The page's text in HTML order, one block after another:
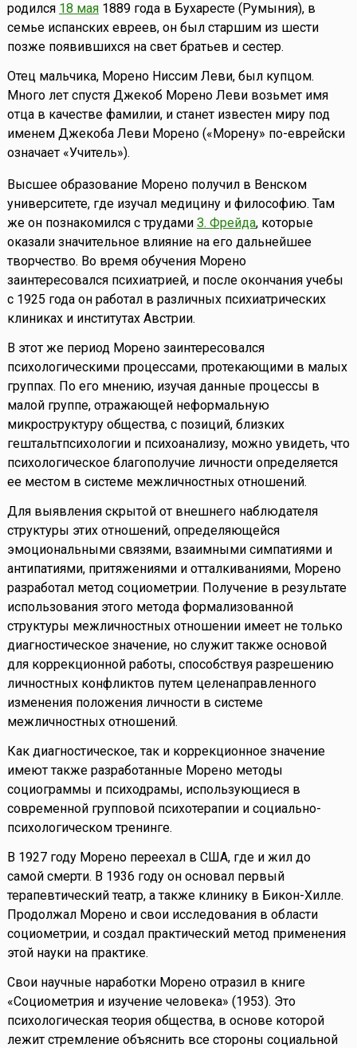
родился 18 мая1889 года в Бухаресте (Румыния), в
семье испанских евреев, он был старшим из шести
позже появившихся на свет братьев и сестер.
Отец мальчика, Морено Ниссим Леви, был купцом.
Много лет спустя Джекоб Морено Леви возьмет имя
отца в качестве фамилии, и станет известен миру под
именем Джекоба Леви Морено («Морену» по-еврейски
означает «Учитель»).
Высшее образование Морено получил в Венском
университете, где изучал медицину и философию. Там
же он познакомился с трудами З. Фрейда, которые
оказали значительное влияние на его дальнейшее
творчество. Во время обучения Морено
заинтересовался психиатрией, и после окончания учебы
с 1925 года он работал в различных психиатрических
клиниках и институтах Австрии.
В этот же период Морено заинтересовался
психологическими процессами, протекающими в малых
группах. По его мнению, изучая данные процессы в
малой группе, отражающей неформальную
микроструктуру общества, с позиций, близких
гештальтпсихологии и психоанализу, можно увидеть, что
психологическое благополучие личности определяется
ее местом в системе межличностных отношений.
Для выявления скрытой от внешнего наблюдателя
структуры этих отношений, определяющейся
эмоциональными связями, взаимными симпатиями и
антипатиями, притяжениями и отталкиваниями, Морено
разработал метод социометрии. Получение в результате
использования этого метода формализованной
структуры межличностных отношении имеет не только
диагностическое значение, но служит также основой
для коррекционной работы, способствуя разрешению
личностных конфликтов путем целенаправленного
изменения положения личности в системе
межличностных отношений.
Как диагностическое, так и коррекционное значение
имеют также разработанные Морено методы
социограммы и психодрамы, использующиеся в
современной групповой психотерапии и социально-
психологическом тренинге.
В 1927 году Морено переехал в США, где и жил до
самой смерти. В 1936 году он основал первый
терапевтический театр, а также клинику в Бикон-Хилле.
Продолжал Морено и свои исследования в области
социометрии, и создал практический метод применения
этой науки на практике.
Свои научные наработки Морено отразил в книге
«Социометрия и изучение человека» (1953). Это
психологическая теория общества, в основе которой
лежит стремление объяснить все стороны социальной